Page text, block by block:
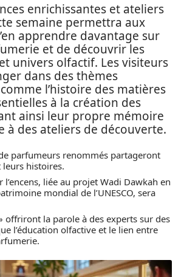
enrichissantes et ateliers
semaine permettra aux
apprendre davantage sur
et de découvrir les
univers olfactif. Les visiteurs
dans des thèmes
l’histoire des matières
à la création des
ainsi leur propre mémoire
à des ateliers de découverte.
parfumeurs renommés partageront
histoires.
liée au projet Wadi Dawkah en
mondial de l’UNESCO, sera
offriront la parole à des experts sur des
l’éducation olfactive et le lien entre